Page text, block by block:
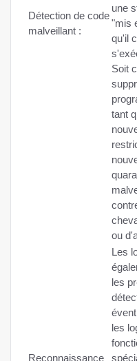
Détection de code
malveillant :
une
"mis
qu'il
Soit
tant
ou
Reconnaissance
Les
les
les